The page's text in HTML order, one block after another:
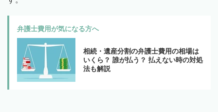
弁護士費用が気になる方へ
相続・遺産分割の弁護士費用の相場は
いくら？ 誰が払う？ 払えない時の対処
法も解説